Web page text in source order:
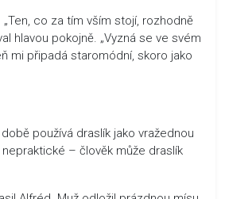
„Ten, co za tím vším stojí, rozhodně
hlavou pokojně. „Vyzná se ve svém
mi připadá staromódní, skoro jako
používá draslík jako vražednou
– člověk může draslík